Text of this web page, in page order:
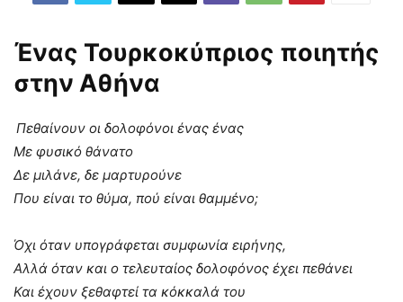
Ένας Τουρκοκύπριος ποιητής
στην Αθήνα
Πεθαίνουν οι δολοφόνοι ένας ένας
Με φυσικό θάνατο
Δε μιλάνε, δε μαρτυρούνε
Που είναι το θύμα, πού είναι θαμμένο;
Όχι όταν υπογράφεται συμφωνία ειρήνης,
Αλλά όταν και ο τελευταίος δολοφόνος έχει πεθάνει
Και έχουν ξεθαφτεί τα κόκκαλά του